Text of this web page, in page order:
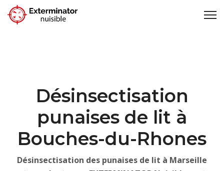
Désinsectisation
punaises de lit à
Bouches-du-Rhones
Désinsectisation des punaises de lit à Marseille